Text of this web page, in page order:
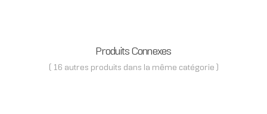
Produits Connexes
( 16 autres produits dans la même catégorie )